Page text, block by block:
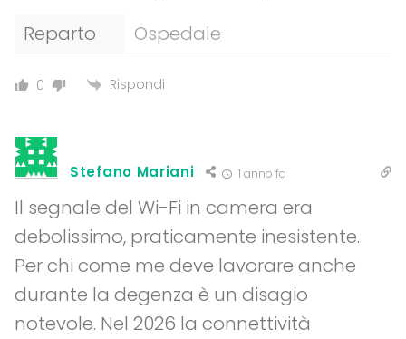
Reparto
Ospedale
0 Rispondi
Stefano Mariani 1 anno fa
Il segnale del Wi-Fi in camera era
debolissimo, praticamente inesistente.
Per chi come me deve lavorare anche
durante la degenza è un disagio
notevole. Nel 2026 la connettività